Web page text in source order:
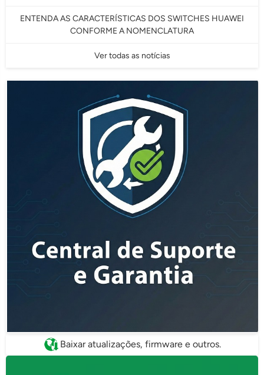
ENTENDA AS CARACTERÍSTICAS DOS SWITCHES HUAWEI
CONFORME A NOMENCLATURA
Ver todas as notícias
Baixar atualizações, firmware e outros.